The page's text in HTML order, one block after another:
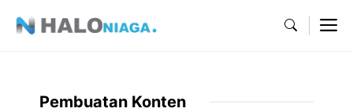
Pembuatan Konten